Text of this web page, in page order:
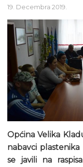
19. Decembra 2019.
Općina Velika
nabavci
se javili na